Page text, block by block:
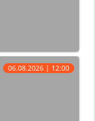
06.08.2026 | 12:00